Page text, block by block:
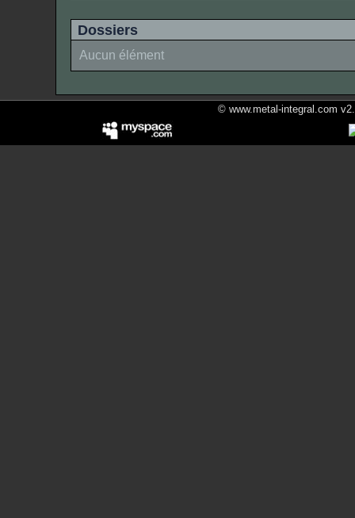
Dossiers
Aucun élément
© www.metal-integral.com